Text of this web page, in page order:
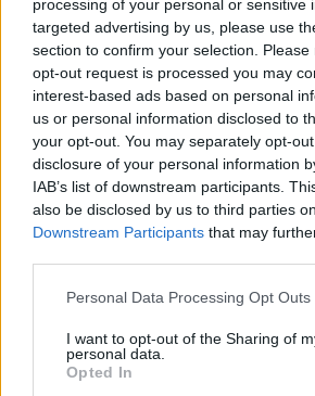
processing of your personal or sensitive
targeted advertising by us, please use
section to confirm your selection.
opt-out request is processed you may
interest-based ads based on personal
us or personal information disclosed to
your opt-out. You may separately opt-
disclosure of your personal information
IAB’s list of downstream participants.
also be disclosed by us to third parties
Downstream Participants that may
Please note that this website/app uses
not limited to your visit or usage
grant or deny consent to Google and its
use your data for below specified
Personal Data Processing Opt Outs
I want to opt-out of the Sharing of
personal data.
Opted In
Ceará
A Assembleia Legislativa do Ceará recebeu o
Pessoa, que propõe uma plataforma baseada em
fortalecer a…
Susanna Riva · 1 maio 2026
MOEDAS CRIPTOGRÁFICAS